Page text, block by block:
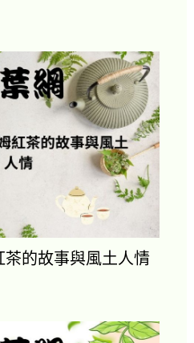
的故事與風土人情